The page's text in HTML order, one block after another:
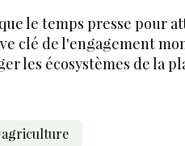
le temps presse pour
clé de l'engagement
les écosystèmes de la